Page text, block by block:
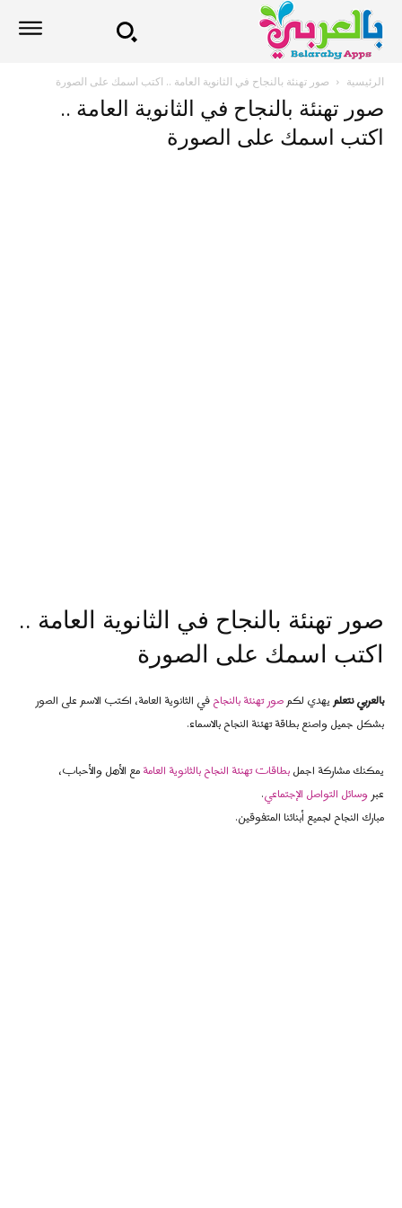
الرئيسية صور تهنئة بالنجاح في الثانوية العامة .. اكتب اسمك على الصورة
صور تهنئة بالنجاح في الثانوية العامة ..
اكتب اسمك على الصورة
صور تهنئة بالنجاح في الثانوية العامة ..
اكتب اسمك على الصورة
بالعربي نتعلميهدي لكمصور تهنئة بالنجاحفي الثانوية العامة، اكتب الاسم على الصور
بشكل جميل واصنع بطاقة تهئنة النجاح بالاسماء.
يمكنك مشاركة اجملبطاقات تهنئة النجاح بالثانوية العامةمع الأهل والأحباب،
عبروسائل التواصل الإجتماعي.
مبارك النجاح لجميع أبنائنا المتفوقين.